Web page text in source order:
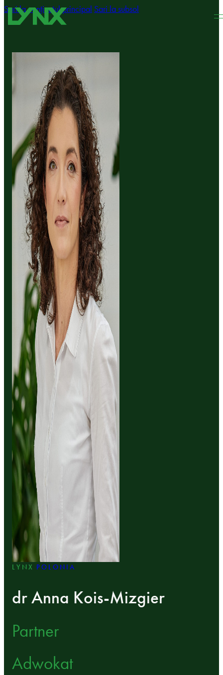
Sari la conținutul principal Sari la subsol
LYNX POLONIA
dr Anna Kois-Mizgier
Partner
Adwokat